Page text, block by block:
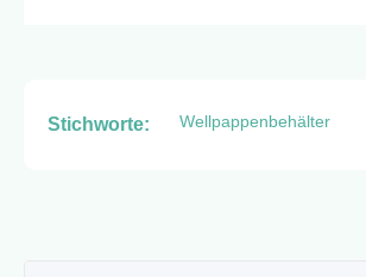
Stichworte: Wellpappenbehälter